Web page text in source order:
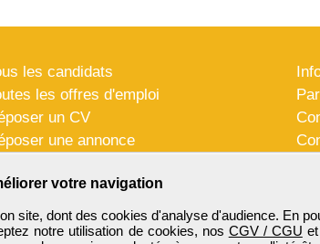
votre navigation
site, dont des cookies d'analyse d'audience. En
notre utilisation de cookies, nos CGV / CGU
les candidats
les offres d'emploi
un CV
une annonce